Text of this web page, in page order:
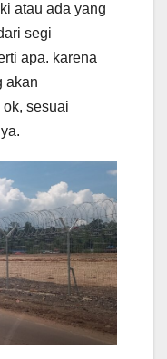
atau ada yang
segi
apa. karena
akan
sesuai